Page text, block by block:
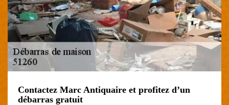
Contactez Marc Antiquaire et profitez d’un
débarras gratuit